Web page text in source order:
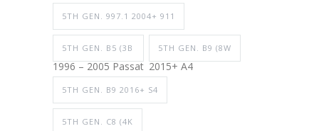
5TH GEN. 997.1 2004+ 911
5TH GEN. B5 (3B
1996 – 2005 Passat
5TH GEN. B9 (8W
2015+ A4
5TH GEN. B9 2016+ S4
5TH GEN. C8 (4K